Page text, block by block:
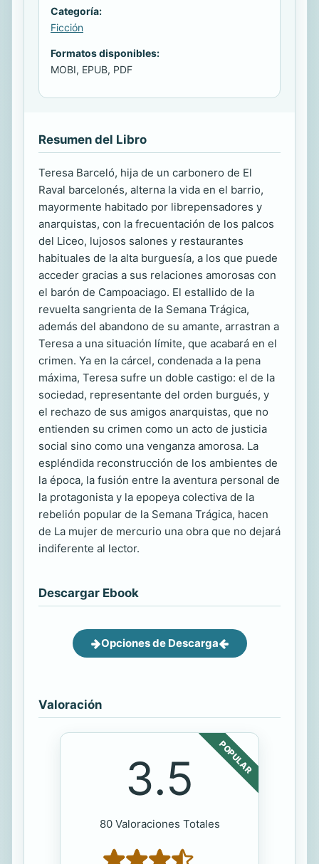
Categoría:
Ficción
Formatos disponibles:
MOBI, EPUB, PDF
Resumen del Libro
Teresa Barceló, hija de un carbonero de El
Raval barcelonés, alterna la vida en el barrio,
mayormente habitado por librepensadores y
anarquistas, con la frecuentación de los palcos
del Liceo, lujosos salones y restaurantes
habituales de la alta burguesía, a los que puede
acceder gracias a sus relaciones amorosas con
el barón de Campoaciago. El estallido de la
revuelta sangrienta de la Semana Trágica,
además del abandono de su amante, arrastran a
Teresa a una situación límite, que acabará en el
crimen. Ya en la cárcel, condenada a la pena
máxima, Teresa sufre un doble castigo: el de la
sociedad, representante del orden burgués, y
el rechazo de sus amigos anarquistas, que no
entienden su crimen como un acto de justicia
social sino como una venganza amorosa. La
espléndida reconstrucción de los ambientes de
la época, la fusión entre la aventura personal de
la protagonista y la epopeya colectiva de la
rebelión popular de la Semana Trágica, hacen
de La mujer de mercurio una obra que no dejará
indiferente al lector.
Descargar Ebook
Opciones de Descarga
Valoración
POPULAR
3.5
80 Valoraciones Totales